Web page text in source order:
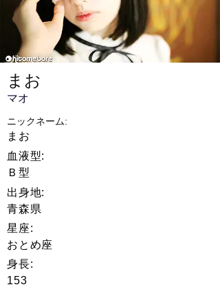
ニックネーム:
マオ
まお
まお
血液型:
Ｂ型
出身地:
青森県
星座:
おとめ座
身長:
153